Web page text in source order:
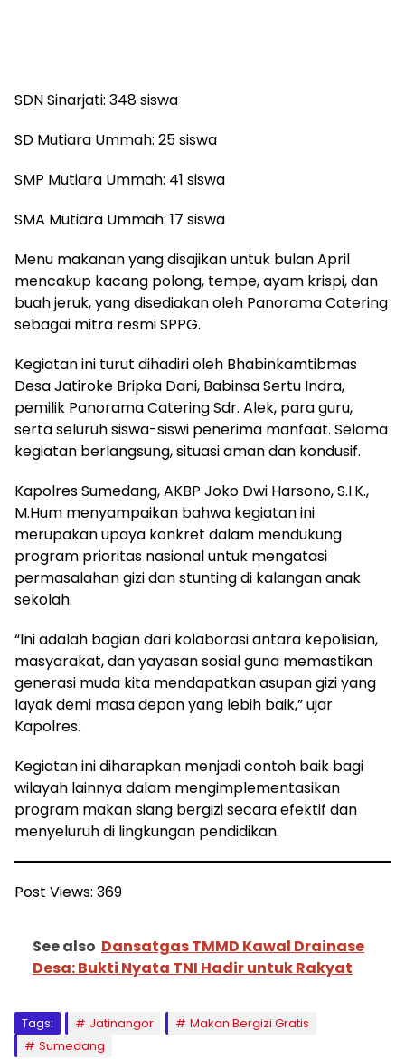
SDN Sinarjati: 348 siswa
SD Mutiara Ummah: 25 siswa
SMP Mutiara Ummah: 41 siswa
SMA Mutiara Ummah: 17 siswa
Menu makanan yang disajikan untuk bulan April
mencakup kacang polong, tempe, ayam krispi, dan
buah jeruk, yang disediakan oleh Panorama Catering
sebagai mitra resmi SPPG.
Kegiatan ini turut dihadiri oleh Bhabinkamtibmas
Desa Jatiroke Bripka Dani, Babinsa Sertu Indra,
pemilik Panorama Catering Sdr. Alek, para guru,
serta seluruh siswa-siswi penerima manfaat. Selama
kegiatan berlangsung, situasi aman dan kondusif.
Kapolres Sumedang, AKBP Joko Dwi Harsono, S.I.K.,
M.Hum menyampaikan bahwa kegiatan ini
merupakan upaya konkret dalam mendukung
program prioritas nasional untuk mengatasi
permasalahan gizi dan stunting di kalangan anak
sekolah.
“Ini adalah bagian dari kolaborasi antara kepolisian,
masyarakat, dan yayasan sosial guna memastikan
generasi muda kita mendapatkan asupan gizi yang
layak demi masa depan yang lebih baik,” ujar
Kapolres.
Kegiatan ini diharapkan menjadi contoh baik bagi
wilayah lainnya dalam mengimplementasikan
program makan siang bergizi secara efektif dan
menyeluruh di lingkungan pendidikan.
Post Views: 369
See also Dansatgas TMMD Kawal Drainase
Desa: Bukti Nyata TNI Hadir untuk Rakyat
Tags: Jatinangor
Makan Bergizi Gratis
Sumedang